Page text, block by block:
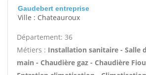
Gaudebert entreprise
Ville : Chateauroux
Département: 36
Métiers : Installation sanitaire - Salle
main - Chaudière gaz - Chaudière